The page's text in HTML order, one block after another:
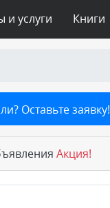
Книги
и услуги
Оставьте заявку!
Акция!